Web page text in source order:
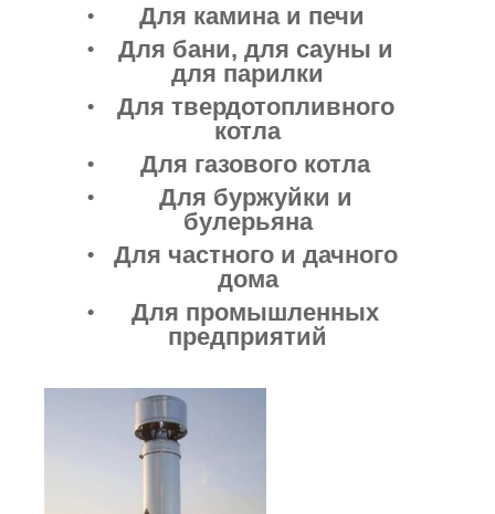
Для камина и печи
Для бани, для сауны и
для парилки
Для твердотопливного
котла
Для газового котла
Для буржуйки и
булерьяна
Для частного и дачного
дома
Для промышленных
предприятий